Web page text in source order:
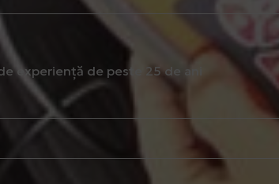
experiență de peste 25 de ani